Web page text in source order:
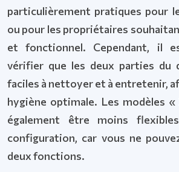
particulièrement pratiques pour
ou pour les propriétaires
et fonctionnel. Cependant, il
vérifier que les deux parties du
faciles à nettoyer et à entretenir,
hygiène optimale. Les modèles
également être moins
configuration, car vous ne
deux fonctions.